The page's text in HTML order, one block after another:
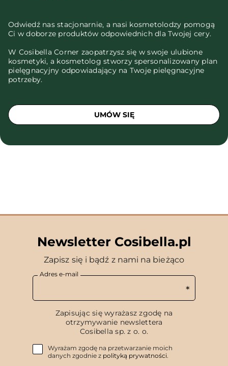
Odwiedź nas stacjonarnie, a nasi kosmetolodzy pomogą
Ci w doborze produktów odpowiednich dla Twojej cery.
W Cosibella Corner zaopatrzysz się w swoje ulubione
kosmetyki, a kosmetolog stworzy spersonalizowany plan
pielęgnacyjny odpowiadający na Twoje pielęgnacyjne
potrzeby.
UMÓW SIĘ
Newsletter Cosibella.pl
Zapisz się i bądź z nami na bieżąco
Adres e-mail
Zapisując się wyrażasz zgodę na
otrzymywanie newslettera
Cosibella sp. z o. o.
Wyrażam zgodę na przetwarzanie moich
danych zgodnie z polityką prywatności.